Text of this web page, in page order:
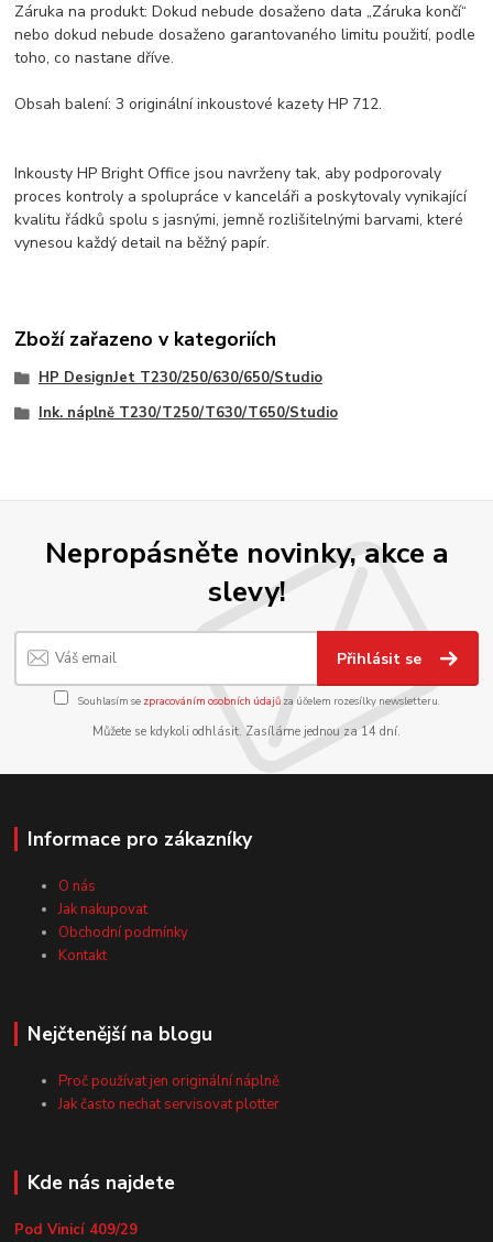
Záruka na produkt: Dokud nebude dosaženo data „Záruka končí“
nebo dokud nebude dosaženo garantovaného limitu použití, podle
toho, co nastane dříve.
Obsah balení: 3 originální inkoustové kazety HP 712.
Inkousty HP Bright Office jsou navrženy tak, aby podporovaly
proces kontroly a spolupráce v kanceláři a poskytovaly vynikající
kvalitu řádků spolu s jasnými, jemně rozlišitelnými barvami, které
vynesou každý detail na běžný papír.
Zboží zařazeno v kategoriích
HP DesignJet T230/250/630/650/Studio
Ink. náplně T230/T250/T630/T650/Studio
Nepropásněte novinky, akce a
slevy!
Přihlásit se
Souhlasím se zpracováním osobních údajůza účelem rozesílky newsletteru.
Můžete se kdykoli odhlásit. Zasíláme jednou za 14 dní.
Informace pro zákazníky
O nás
Jak nakupovat
Obchodní podmínky
Kontakt
Nejčtenější na blogu
Proč používat jen originální náplně
Jak často nechat servisovat plotter
Kde nás najdete
Pod Vinicí 409/29